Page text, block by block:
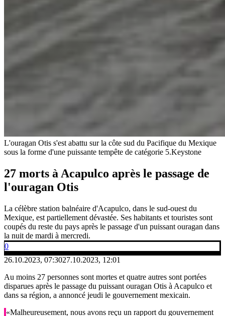
L'ouragan Otis s'est abattu sur la côte sud du Pacifique du Mexique
sous la forme d'une puissante tempête de catégorie 5.Keystone
27 morts à Acapulco après le passage de
l'ouragan Otis
La célèbre station balnéaire d'Acapulco, dans le sud-ouest du
Mexique, est partiellement dévastée. Ses habitants et touristes sont
coupés du reste du pays après le passage d'un puissant ouragan dans
la nuit de mardi à mercredi.
0
26.10.2023, 07:3027.10.2023, 12:01
Au moins 27 personnes sont mortes et quatre autres sont portées
disparues après le passage du puissant ouragan Otis à Acapulco et
dans sa région, a annoncé jeudi le gouvernement mexicain.
«Malheureusement, nous avons reçu un rapport du gouvernement